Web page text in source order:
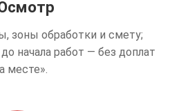
зоны обработки и смету;
начала работ — без доплат
месте».